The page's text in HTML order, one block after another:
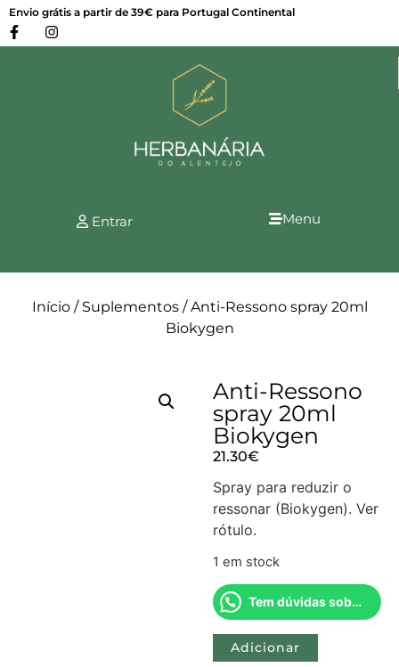
Envio grátis a partir de 39€ para Portugal Continental
Entrar Menu
Início/ Suplementos/ Anti-Ressono spray 20ml
Biokygen
Anti-Ressono
spray 20ml
Biokygen
21.30€
Spray para reduzir o
ressonar (Biokygen). Ver
rótulo.
1 em stock
Tem dúvidas sobre este produto?
Adicionar